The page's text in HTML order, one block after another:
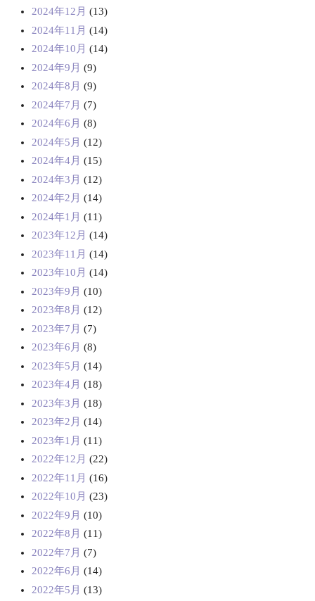
2024年12月 (13)
2024年11月 (14)
2024年10月 (14)
2024年9月 (9)
2024年8月 (9)
2024年7月 (7)
2024年6月 (8)
2024年5月 (12)
2024年4月 (15)
2024年3月 (12)
2024年2月 (14)
2024年1月 (11)
2023年12月 (14)
2023年11月 (14)
2023年10月 (14)
2023年9月 (10)
2023年8月 (12)
2023年7月 (7)
2023年6月 (8)
2023年5月 (14)
2023年4月 (18)
2023年3月 (18)
2023年2月 (14)
2023年1月 (11)
2022年12月 (22)
2022年11月 (16)
2022年10月 (23)
2022年9月 (10)
2022年8月 (11)
2022年7月 (7)
2022年6月 (14)
2022年5月 (13)